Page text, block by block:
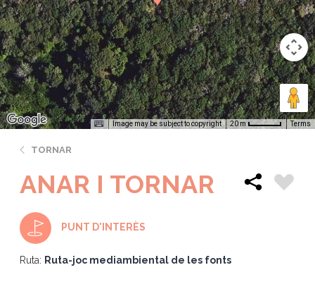
Image may be subject to copyright 20 m Terms
TORNAR
ANAR I TORNAR
PUNT D'INTERÈS
Ruta: Ruta-joc mediambiental de les fonts